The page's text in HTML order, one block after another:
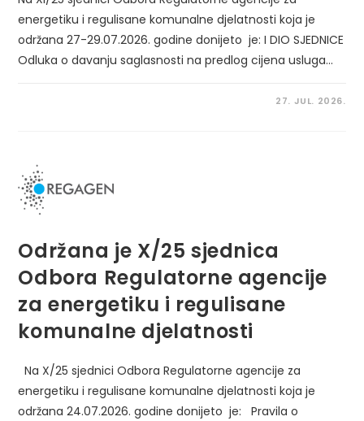
energetiku i regulisane komunalne djelatnosti koja je
održana 27-29.07.2026. godine donijeto je: I DIO SJEDNICE
Odluka o davanju saglasnosti na predlog cijena usluga…
27. JUL. 2026.
Održana je X/25 sjednica
Odbora Regulatorne agencije
za energetiku i regulisane
komunalne djelatnosti
Na X/25 sjednici Odbora Regulatorne agencije za
energetiku i regulisane komunalne djelatnosti koja je
održana 24.07.2026. godine donijeto je: Pravila o